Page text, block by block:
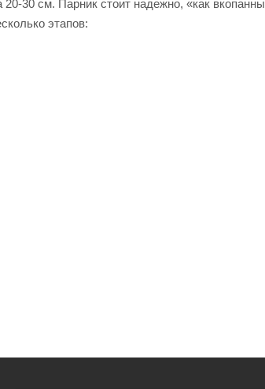
20-30 см. Парник стоит надежно, «как
этапов: